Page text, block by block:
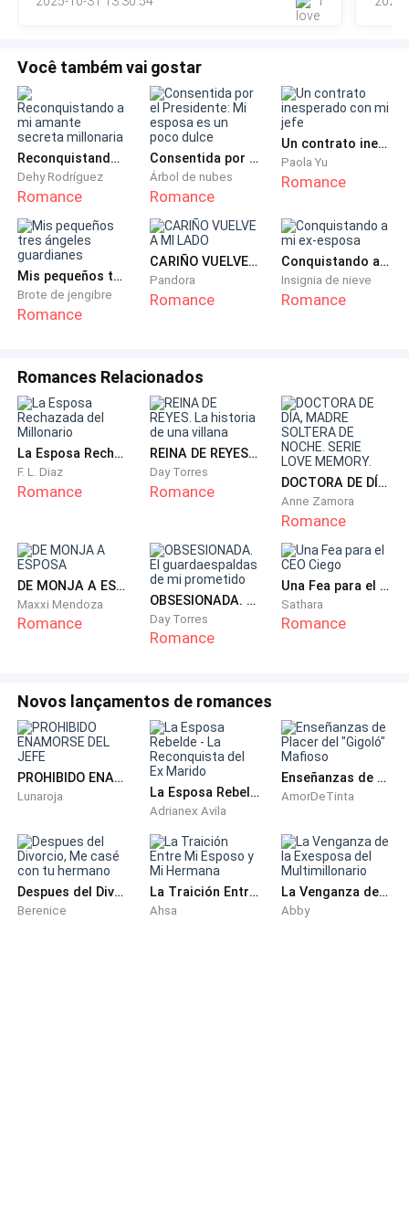
Você também vai gostar
Reconquistando a mi amante secreta millonaria
Dehy Rodríguez
Romance
Consentida por el Presidente: Mi esposa es un poco dulce
Árbol de nubes
Romance
Un contrato inesperado con mi jefe
Paola Yu
Romance
Mis pequeños tres ángeles guardianes
Brote de jengibre
Romance
CARIÑO VUELVE A MI LADO
Pandora
Romance
Conquistando a mi ex-esposa
Insignia de nieve
Romance
Romances Relacionados
La Esposa Rechazada del Millonario
F. L. Diaz
Romance
REINA DE REYES. La historia de una villana
Day Torres
Romance DOCTORA DE DÍA, MADRE SOLTERA DE NOCHE. SERIE LOVE MEMORY.
Anne Zamora
Romance
DE MONJA A ESPOSA
Maxxi Mendoza
Romance
OBSESIONADA. El guardaespaldas de mi prometido
Day Torres
Romance
Una Fea para el CEO Ciego
Sathara
Romance
Novos lançamentos de romances
PROHIBIDO ENAMORSE DEL JEFE
Lunaroja La Esposa Rebelde - La Reconquista del Ex Marido
Adrianex Avila
Enseñanzas de Placer del "Gigoló" Mafioso
AmorDeTinta
Despues del Divorcio, Me casé con tu hermano
Berenice
La Traición Entre Mi Esposo y Mi Hermana
Ahsa
La Venganza de la Exesposa del Multimillonario
Abby